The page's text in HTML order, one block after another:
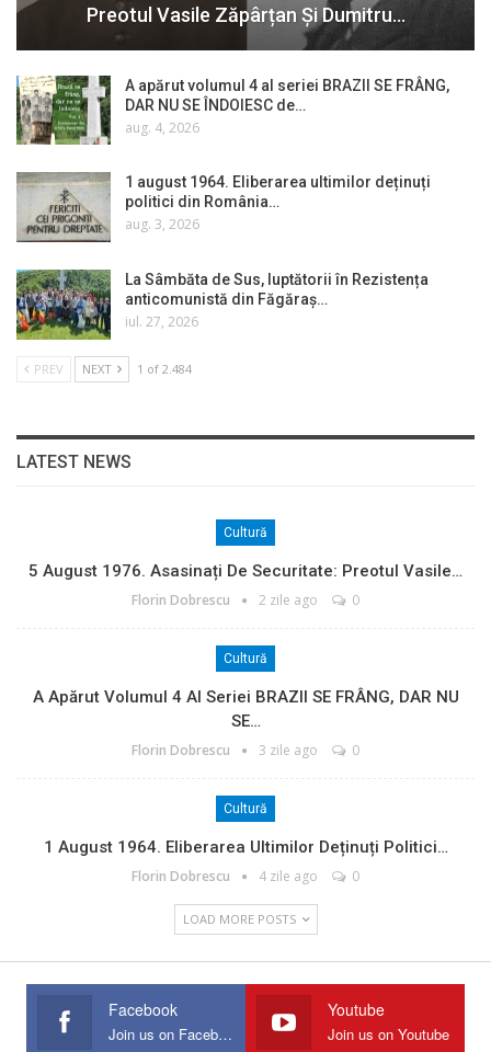
Preotul Vasile Zăpârțan Și Dumitru…
A apărut volumul 4 al seriei BRAZII SE FRÂNG,
DAR NU SE ÎNDOIESC de…
aug. 4, 2026
1 august 1964. Eliberarea ultimilor deținuți
politici din România…
aug. 3, 2026
La Sâmbăta de Sus, luptătorii în Rezistența
anticomunistă din Făgăraș…
iul. 27, 2026
PREV NEXT 1 of 2.484
LATEST NEWS
Cultură
5 August 1976. Asasinați De Securitate: Preotul Vasile…
Florin Dobrescu 2 zile ago 0
Cultură
A Apărut Volumul 4 Al Seriei BRAZII SE FRÂNG, DAR NU
SE…
Florin Dobrescu 3 zile ago 0
Cultură
1 August 1964. Eliberarea Ultimilor Deținuți Politici…
Florin Dobrescu 4 zile ago 0
LOAD MORE POSTS
Facebook
Join us on Facebook
Youtube
Join us on Youtube